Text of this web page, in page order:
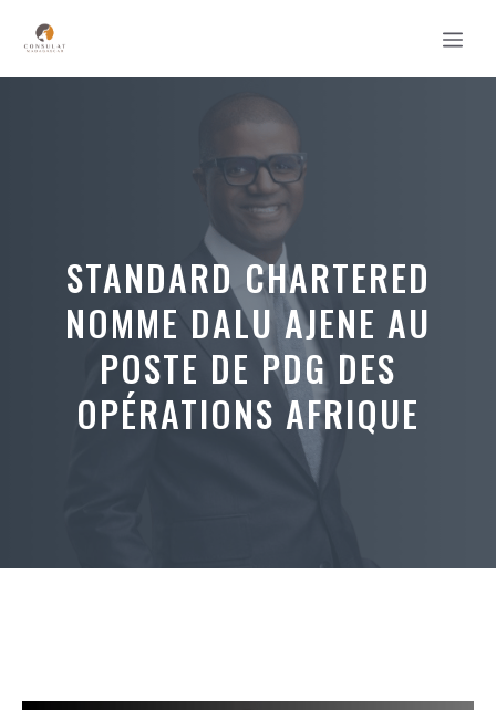
contenu
STANDARD CHARTERED
NOMME DALU AJENE AU
POSTE DE PDG DES
OPÉRATIONS AFRIQUE